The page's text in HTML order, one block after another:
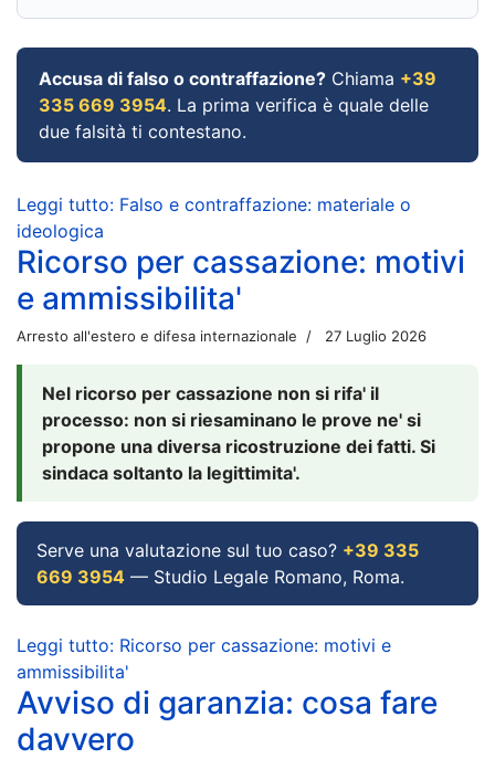
Accusa di falso o contraffazione? Chiama +39
335 669 3954. La prima verifica è quale delle
due falsità ti contestano.
Leggi tutto: Falso e contraffazione: materiale o
ideologica
Ricorso per cassazione: motivi
e ammissibilita'
Arresto all'estero e difesa internazionale 27 Luglio 2026
Nel ricorso per cassazione non si rifa' il
processo: non si riesaminano le prove ne' si
propone una diversa ricostruzione dei fatti. Si
sindaca soltanto la legittimita'.
Serve una valutazione sul tuo caso? +39 335
669 3954 — Studio Legale Romano, Roma.
Leggi tutto: Ricorso per cassazione: motivi e
ammissibilita'
Avviso di garanzia: cosa fare
davvero